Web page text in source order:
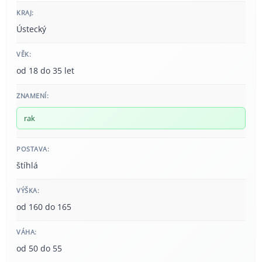
KRAJ:
Ústecký
VĚK:
od 18 do 35 let
ZNAMENÍ:
rak
POSTAVA:
štíhlá
VÝŠKA:
od 160 do 165
VÁHA:
od 50 do 55